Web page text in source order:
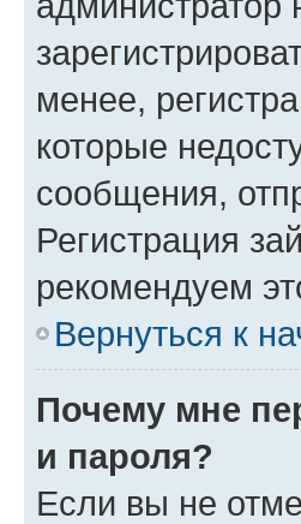
менее,
которые
сообщения,
Регистрация
рекомендуем
Вернуться к
Почему мне
и пароля?
Если вы не